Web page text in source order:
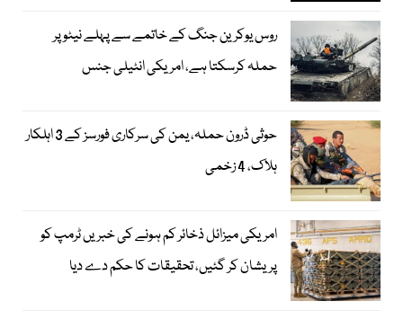
روس یوکرین جنگ کے خاتمے سے پہلے نیٹو پر
حملہ کرسکتا ہے، امریکی انٹیلی جنس
حوثی ڈرون حملہ، یمن کی سرکاری فورسز کے 3 اہلکار
ہلاک، 4 زخمی
امریکی میزائل ذخائر کم ہونے کی خبریں ٹرمپ کو
پریشان کر گئیں، تحقیقات کا حکم دے دیا